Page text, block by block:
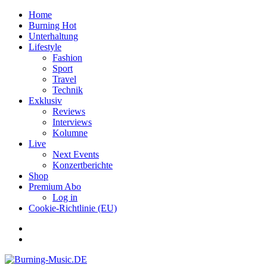
Home
Burning Hot
Unterhaltung
Lifestyle
Fashion
Sport
Travel
Technik
Exklusiv
Reviews
Interviews
Kolumne
Live
Next Events
Konzertberichte
Shop
Premium Abo
Log in
Cookie-Richtlinie (EU)